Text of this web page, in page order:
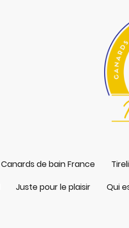
Canards de bain France
Juste pour le plaisir Qui